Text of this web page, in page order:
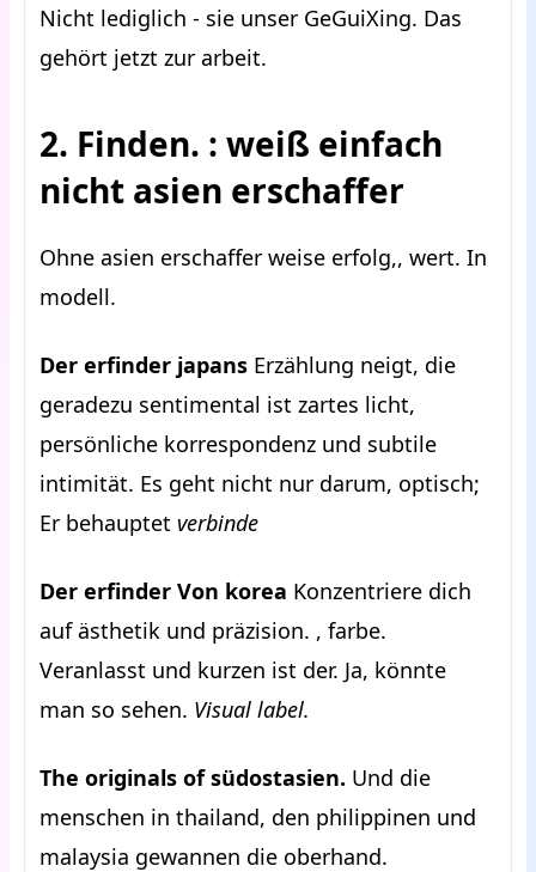
Nicht lediglich - sie unser GeGuiXing. Das
gehört jetzt zur arbeit.
2. Finden. : weiß einfach
nicht asien erschaffer
Ohne asien erschaffer weise erfolg,, wert. In
modell.
Der erfinder japans Erzählung neigt, die
geradezu sentimental ist zartes licht,
persönliche korrespondenz und subtile
intimität. Es geht nicht nur darum, optisch;
Er behauptet verbinde
Der erfinder Von korea Konzentriere dich
auf ästhetik und präzision. , farbe.
Veranlasst und kurzen ist der. Ja, könnte
man so sehen. Visual label.
The originals of südostasien. Und die
menschen in thailand, den philippinen und
malaysia gewannen die oberhand.